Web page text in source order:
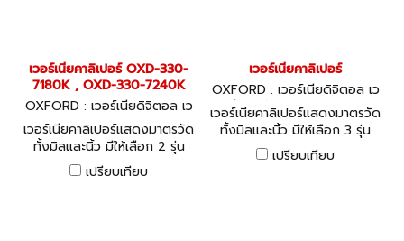
เวอร์เนียคาลิเปอร์ OXD-330-
7180K , OXD-330-7240K
OXFORD : เวอร์เนียดิจิตอล เว
อร์เนีย ไดอัลเกจ OXD-330-71
80K , OXD-330-7240K
เวอร์เนียคาลิเปอร์แสดงมาตรวัด
ทั้งมิลและนิ้ว มีให้เลือก 2 รุ่น
เปรียบเทียบ
เวอร์เนียคาลิเปอร์
OXFORD : เวอร์เนียดิจิตอล เว
อร์เนีย ไดอัลเกจ OXD-330-70
60K-OXD-330-7120K
เวอร์เนียคาลิเปอร์แสดงมาตรวัด
ทั้งมิลและนิ้ว มีให้เลือก 3 รุ่น
เปรียบเทียบ